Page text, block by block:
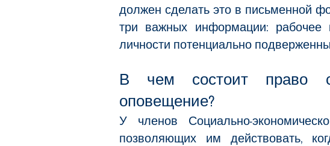
должен сделать это в письменной
три важных информации: рабочее
личности потенциально
В чем состоит право
оповещение?
У членов Социально-
позволяющих им действовать,